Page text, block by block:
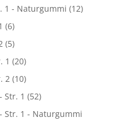
1 - Naturgummi (12)
(6)
(5)
1 (20)
2 (10)
Str. 1 (52)
Str. 1 - Naturgummi